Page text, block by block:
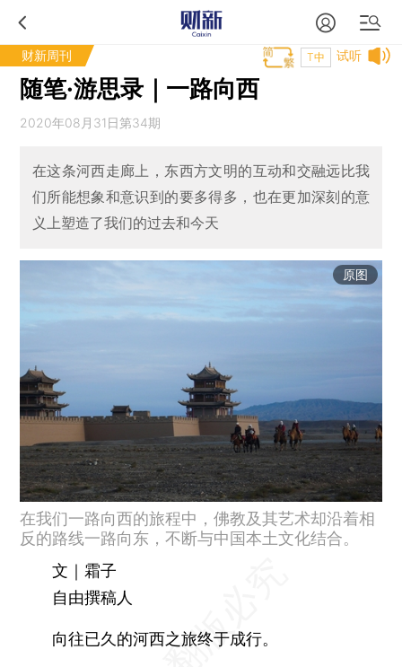
财新周刊 试听
T中
随笔·游思录｜一路向西
2020年08月31日第34期
在这条河西走廊上，东西方文明的互动和交融远比我
们所能想象和意识到的要多得多，也在更加深刻的意
义上塑造了我们的过去和今天
原图
在我们一路向西的旅程中，佛教及其艺术却沿着相
反的路线一路向东，不断与中国本土文化结合。
文｜霜子
自由撰稿人
向往已久的河西之旅终于成行。